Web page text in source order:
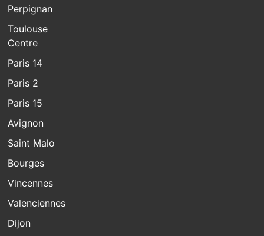
Perpignan
Toulouse
Centre
Paris 14
Paris 2
Paris 15
Avignon
Saint Malo
Bourges
Vincennes
Valenciennes
Dijon